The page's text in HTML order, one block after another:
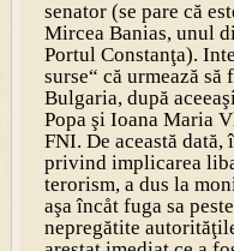
senator (se pare că
Mircea Banias, unul
Portul Constanţa).
surse“ că urmează
Bulgaria, după
Popa şi Ioana Maria
FNI. De această
privind implicarea
terorism, a dus la
aşa încåt fuga sa
nepregătite